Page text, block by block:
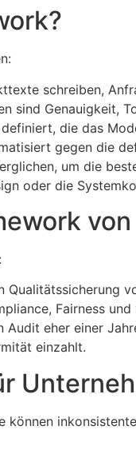
schreiben,
sind Genauigkeit,
die das
gegen die
um die
oder die
Fairness
eher einer
einzahlt.